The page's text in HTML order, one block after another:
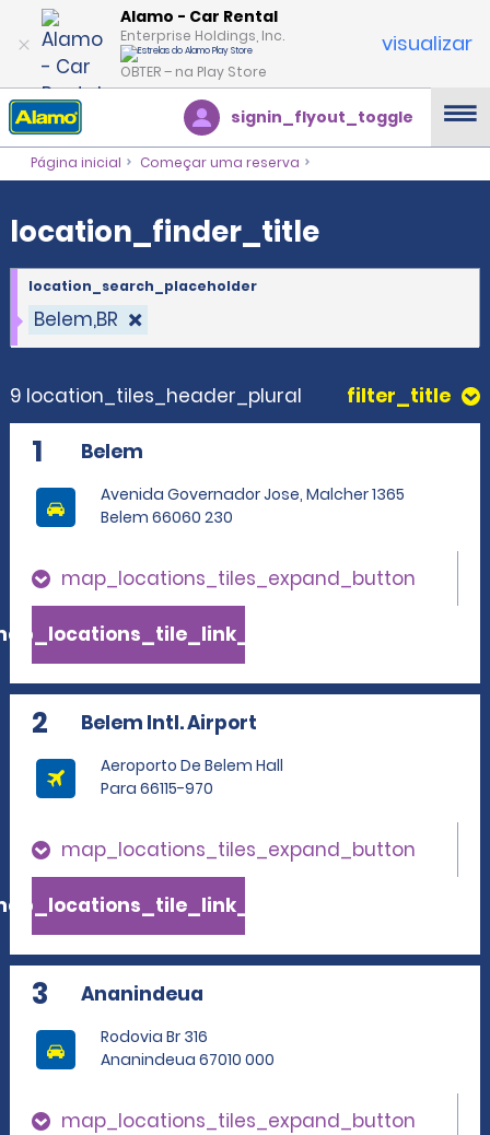
location_finder_titleAlamo - Car Rental
Enterprise Holdings, Inc.
OBTER – na Play Store
visualizar
signin_flyout_toggle
Página inicial Começar uma reserva
location_finder_title
Belem,BR
location_search_placeholder
9 location_tiles_header_plural filter_title
1 Belem
Avenida Governador Jose, Malcher 1365
Belem 66060 230
map_locations_tiles_expand_button
2 Belem Intl. Airport
Aeroporto De Belem Hall
Para 66115-970
map_locations_tiles_expand_button
3 Ananindeua
Rodovia Br 316
Ananindeua 67010 000
map_locations_tiles_expand_button